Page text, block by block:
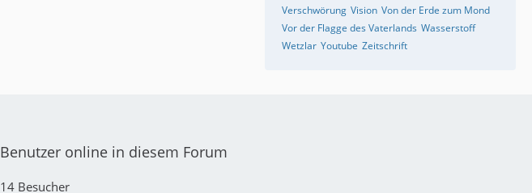
Verschwörung Vision Von der Erde zum Mond
Vor der Flagge des Vaterlands Wasserstoff
Wetzlar Youtube Zeitschrift
Benutzer online in diesem Forum
14 Besucher